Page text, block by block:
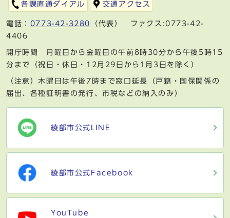
各課直通ダイアル
交通アクセス
電話： 0773-42-3280
（代表） ファクス:0773-42-
4406
開庁時間 月曜日から金曜日の午前8時30分から午後5時15
分まで（祝日・休日・12月29日から1月3日を除く）
（注意）木曜日は午後7時まで窓口延長（戸籍・国保関係の
届出、各種証明書の発行、市税などの納入のみ）
綾部市公式LINE
綾部市公式Facebook
YouTube